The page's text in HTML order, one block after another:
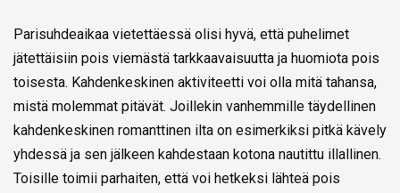
Parisuhdeaikaa vietettäessä olisi hyvä, että puhelimet
jätettäisiin pois viemästä tarkkaavaisuutta ja huomiota pois
toisesta. Kahdenkeskinen aktiviteetti voi olla mitä tahansa,
mistä molemmat pitävät. Joillekin vanhemmille täydellinen
kahdenkeskinen romanttinen ilta on esimerkiksi pitkä kävely
yhdessä ja sen jälkeen kahdestaan kotona nautittu illallinen.
Toisille toimii parhaiten, että voi hetkeksi lähteä pois